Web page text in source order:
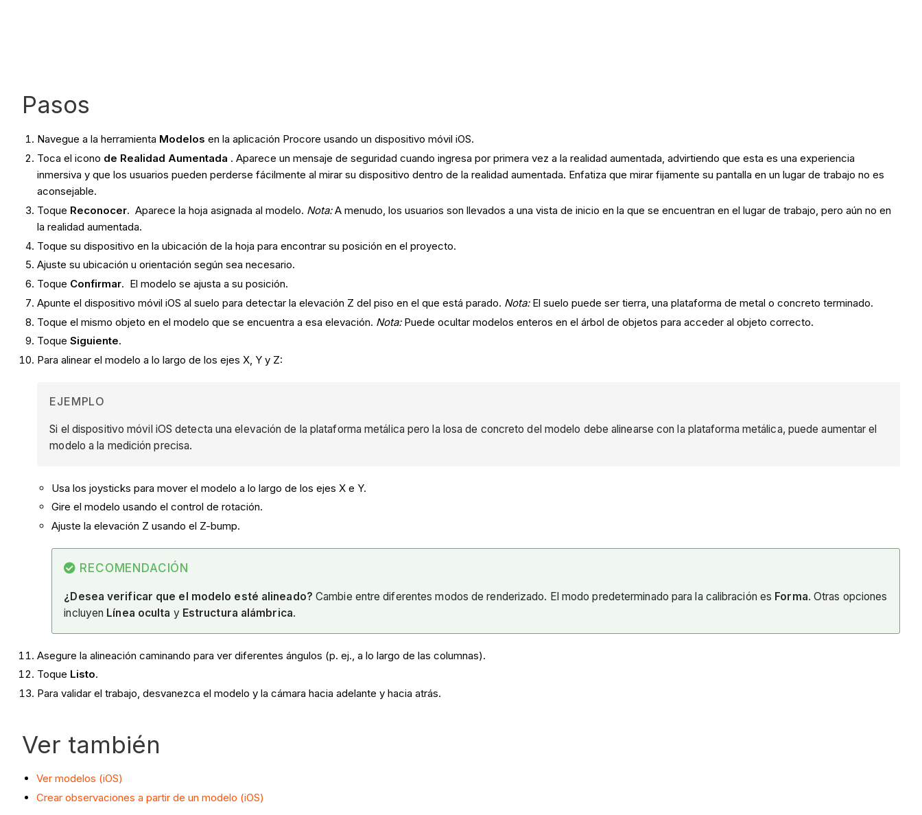
Pasos
Navegue a la herramienta Modelos en la aplicación Procore usando un dispositivo móvil iOS.
Toca el icono de Realidad Aumentada . Aparece un mensaje de seguridad cuando ingresa por primera vez a la realidad aumentada, advirtiendo que esta es una experiencia
inmersiva y que los usuarios pueden perderse fácilmente al mirar su dispositivo dentro de la realidad aumentada. Enfatiza que mirar fijamente su pantalla en un lugar de trabajo no es
aconsejable.
Toque Reconocer. Aparece la hoja asignada al modelo. Nota:A menudo, los usuarios son llevados a una vista de inicio en la que se encuentran en el lugar de trabajo, pero aún no en
la realidad aumentada.
Toque su dispositivo en la ubicación de la hoja para encontrar su posición en el proyecto.
Ajuste su ubicación u orientación según sea necesario.
Toque Confirmar. El modelo se ajusta a su posición.
Apunte el dispositivo móvil iOS al suelo para detectar la elevación Z del piso en el que está parado. Nota:El suelo puede ser tierra, una plataforma de metal o concreto terminado.
Toque el mismo objeto en el modelo que se encuentra a esa elevación. Nota:Puede ocultar modelos enteros en el árbol de objetos para acceder al objeto correcto.
ToqueSiguiente.
Para alinear el modelo a lo largo de los ejes X, Y y Z:
EJEMPLO
Si el dispositivo móvil iOS detecta una elevación de la plataforma metálica pero la losa de concreto del modelo debe alinearse con la plataforma metálica, puede aumentar el
modelo a la medición precisa.
Usa los joysticks para mover el modelo a lo largo de los ejes X e Y.
Gire el modelo usando el control de rotación.
Ajuste la elevación Z usando el Z-bump.
RECOMENDACIÓN
¿Desea verificar que el modelo esté alineado? Cambie entre diferentes modos de renderizado. El modo predeterminado para la calibración es Forma. Otras opciones
incluyen Línea oculta y Estructura alámbrica.
Asegure la alineación caminando para ver diferentes ángulos (p. ej., a lo largo de las columnas).
Toque Listo.
Para validar el trabajo, desvanezca el modelo y la cámara hacia adelante y hacia atrás.
Ver también
Ver modelos (iOS)
Crear observaciones a partir de un modelo (iOS)